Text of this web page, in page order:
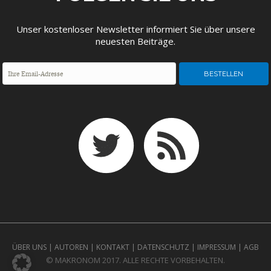
Unser kostenloser Newsletter informiert Sie über unsere
neuesten Beiträge.
ÜBER UNS | AUTOREN | KONTAKT | DATENSCHUTZ | IMPRESSUM | AGB
© MAKRONOM 2017. ALLE RECHTE VORBEHALTEN.